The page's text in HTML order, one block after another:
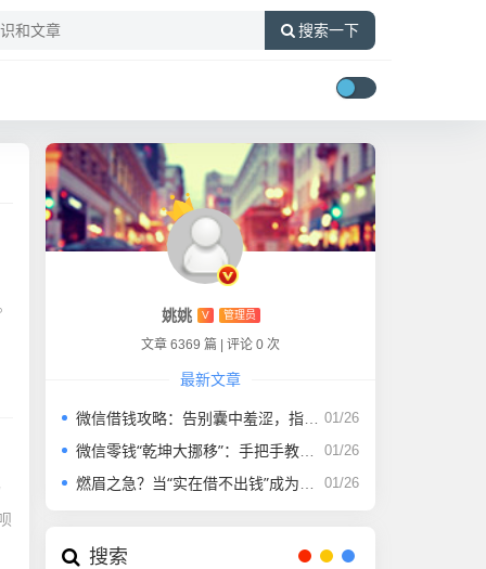
搜索一下
姚姚 V 管理员
文章 6369 篇 评论 0 次
最新文章
01/26
微信借钱攻略：告别囊中羞涩，指尖上的“救命稻草”！
01/26
微信零钱“乾坤大挪移”：手把手教你借到急需的“小金库”
01/26
燃眉之急？当“实在借不出钱”成为现实，这些“秘密通道”或许能帮你
搜索